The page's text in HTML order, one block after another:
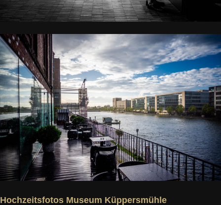
Hochzeitsfotos Museum Küppersmühle